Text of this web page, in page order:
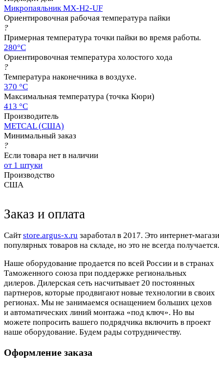
Микропаяльник MX-H2-UF
Ориентировочная рабочая температура пайки
?
Примерная температура точки пайки во время работы.
280°C
Ориентировочная температура холостого хода
?
Температура наконечника в воздухе.
370 °C
Максимальная температура (точка Кюри)
413 °C
Производитель
METCAL (США)
Минимальный заказ
?
Если товара нет в наличии
от 1 штуки
Производство
США
Заказ и оплата
Cайтstore.argus-x.ru заработал в 2017. Это интернет-
популярных товаров на складе, но это не всегда
Наше оборудование продается по всей России и в странах
Таможенного союза при поддержке региональных
дилеров. Дилерская сеть насчитывает 20 постоянных
партнеров, которые продвигают новые технологии в своих
регионах. Мы не занимаемся оснащением больших цехов
и автоматических линий монтажа «под ключ». Но вы
можете попросить вашего подрядчика включить в проект
наше оборудование. Будем рады сотрудничеству.
Оформление заказа